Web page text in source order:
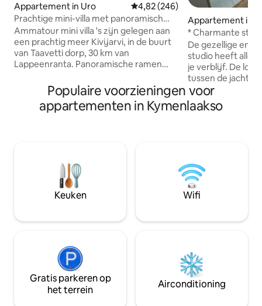
Appartement in Uro Gemiddelde beoordeling van
4,82 (246)
Prachtige mini-villa met panoramisch
uitzicht op het meer
Ammatour mini villa 's zijn gelegen aan
een prachtig meer Kivijarvi, in de buurt
van Taavetti dorp, 30 km van
Lappeenranta. Panoramische ramen
een gezellige sfeer en alle faciliteiten
voor comfortabele rust maken het
mogelijk om te ontspannen in de natuur
talen en gratis wifi. Je kunt
boswandelingen maken, veel bessen en
paddenstoelen en goed vissen.
Appartement in
* Charmante
locatie *
De gezellige en
studio heeft alles
je verblijf. De
tussen de
op een paar
vanuit de ramen
opent naar het
parkeerplaats in
oplaadpunt voor
Populaire voorzieningen voor
appartementen in Kymenlaakso
Keuken Wifi
Gratis parkeren op
het terrein
Airconditioning